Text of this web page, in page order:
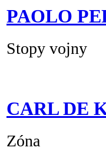
PAOLO
Stopy vojny
CARL DE
Zóna